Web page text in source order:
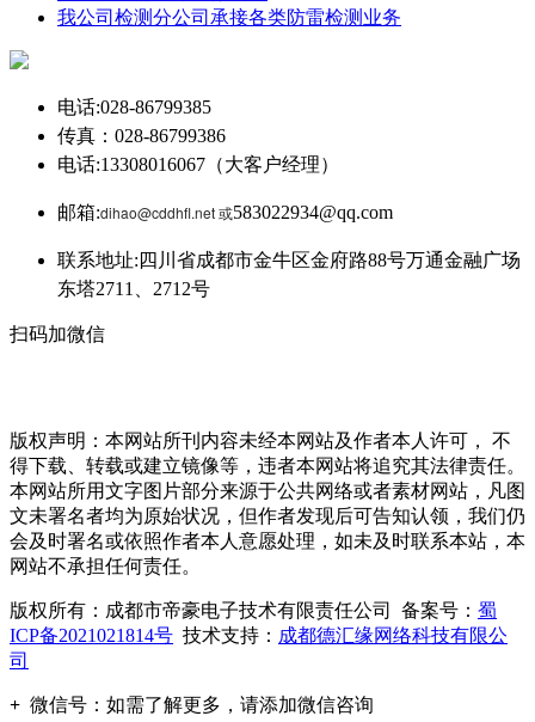
我公司检测分公司承接各类防雷检测业务
电话:028-86799385
传真：028-86799386
电话:13308016067（大客户经理）
邮箱:dihao@cddhfl.net 或583022934@qq.com
联系地址:四川省成都市金牛区金府路88号万通金融广场
东塔2711、2712号
扫码加微信
版权声明：本网站所刊内容未经本网站及作者本人许可， 不
得下载、转载或建立镜像等，违者本网站将追究其法律责任。
本网站所用文字图片部分来源于公共网络或者素材网站，凡图
文未署名者均为原始状况，但作者发现后可告知认领，我们仍
会及时署名或依照作者本人意愿处理，如未及时联系本站，本
网站不承担任何责任。
版权所有：成都市帝豪电子技术有限责任公司 备案号： 蜀
ICP备2021021814号 技术支持： 成都德汇缘网络科技有限公
司
+ 微信号： 如需了解更多，请添加微信咨询